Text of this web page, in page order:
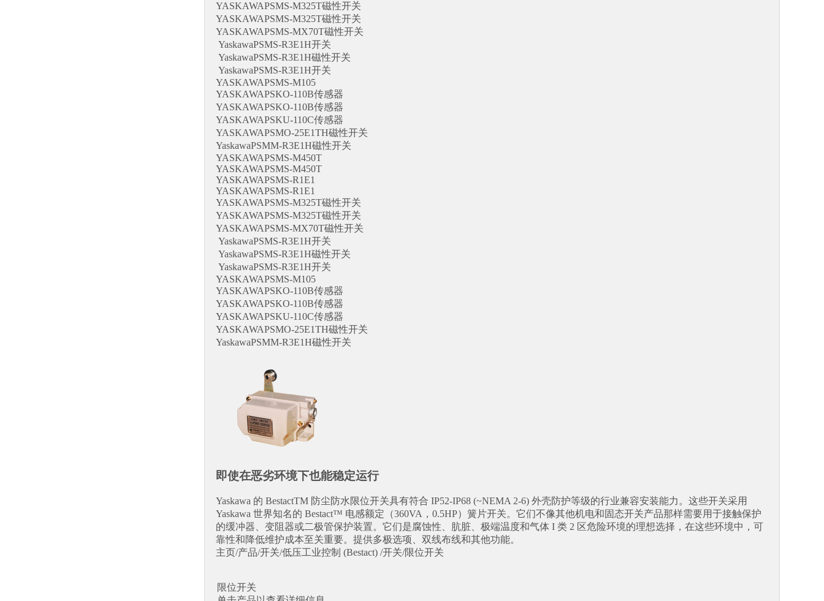
YASKAWAPSMS-M325T磁性开关
YASKAWAPSMS-M325T磁性开关
YASKAWAPSMS-MX70T磁性开关
YaskawaPSMS-R3E1H开关
YaskawaPSMS-R3E1H磁性开关
YaskawaPSMS-R3E1H开关
YASKAWAPSMS-M105
YASKAWAPSKO-110B传感器
YASKAWAPSKO-110B传感器
YASKAWAPSKU-110C传感器
YASKAWAPSMO-25E1TH磁性开关
YaskawaPSMM-R3E1H磁性开关
YASKAWAPSMS-M450T
YASKAWAPSMS-M450T
YASKAWAPSMS-R1E1
YASKAWAPSMS-R1E1
YASKAWAPSMS-M325T磁性开关
YASKAWAPSMS-M325T磁性开关
YASKAWAPSMS-MX70T磁性开关
YaskawaPSMS-R3E1H开关
YaskawaPSMS-R3E1H磁性开关
YaskawaPSMS-R3E1H开关
YASKAWAPSMS-M105
YASKAWAPSKO-110B传感器
YASKAWAPSKO-110B传感器
YASKAWAPSKU-110C传感器
YASKAWAPSMO-25E1TH磁性开关
YaskawaPSMM-R3E1H磁性开关
即使在恶劣环境下也能稳定运行
Yaskawa 的 BestactTM 防尘防水限位开关具有符合 IP52-IP68 (~NEMA 2-6) 外壳防护等级的行业兼容安装能力。这些开关采用
Yaskawa 世界知名的 Bestact™ 电感额定（360VA，0.5HP）簧片开关。它们不像其他机电和固态开关产品那样需要用于接触保护
的缓冲器、变阻器或二极管保护装置。它们是腐蚀性、肮脏、极端温度和气体 I 类 2 区危险环境的理想选择，在这些环境中，可
靠性和降低维护成本至关重要。提供多极选项、双线布线和其他功能。
主页/产品/开关/低压工业控制 (Bestact) /开关/限位开关
限位开关